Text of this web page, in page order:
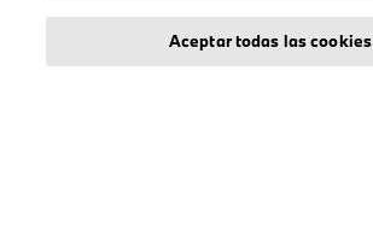
Aceptar todas las cookies